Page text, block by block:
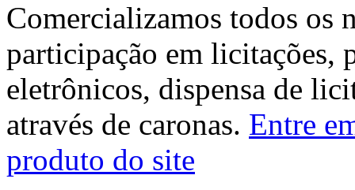
Comercializamos todos os
participação em licitações,
eletrônicos, dispensa de
através de caronas. Entre
produto do site